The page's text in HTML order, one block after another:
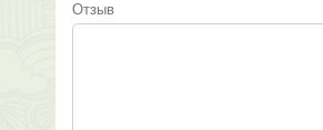
Отзыв